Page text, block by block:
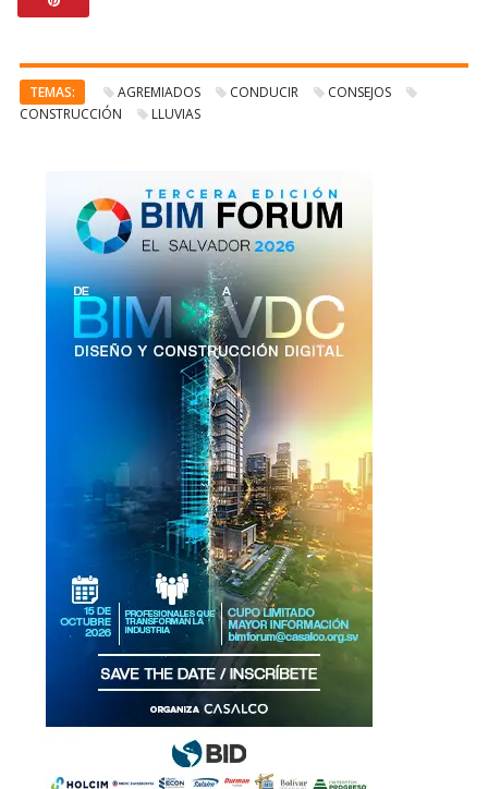
TEMAS: AGREMIADOS CONDUCIR
CONSEJOS
CONSTRUCCIÓN
LLUVIAS